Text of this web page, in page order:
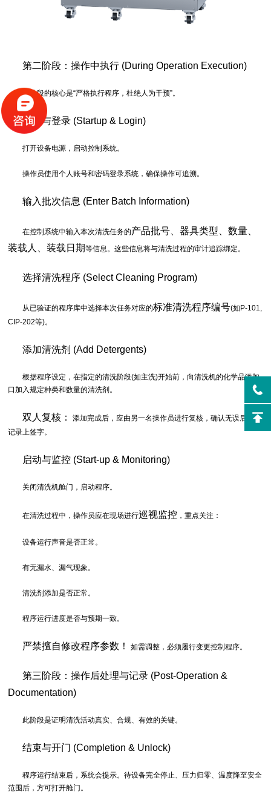
第二阶段：操作中执行 (During Operation Execution)
此阶段的核心是“严格执行程序，杜绝人为干预”。
开机与登录 (Startup & Login)
打开设备电源，启动控制系统。
操作员使用个人账号和密码登录系统，确保操作可追溯。
输入批次信息 (Enter Batch Information)
在控制系统中输入本次清洗任务的产品批号、器具类型、数量、
装载人、装载日期等信息。这些信息将与清洗过程的审计追踪绑定。
选择清洗程序 (Select Cleaning Program)
从已验证的程序库中选择本次任务对应的标准清洗程序编号(如P-101,
CIP-202等)。
添加清洗剂 (Add Detergents)
根据程序设定，在指定的清洗阶段(如主洗)开始前，向清洗机的化学品添加
口加入规定种类和数量的清洗剂。
双人复核：
添加完成后，应由另一名操作员进行复核，确认无误后在批
记录上签字。
启动与监控 (Start-up & Monitoring)
关闭清洗机舱门，启动程序。
在清洗过程中，操作员应在现场进行巡视监控 ，重点关注：
设备运行声音是否正常。
有无漏水、漏气现象。
清洗剂添加是否正常。
程序运行进度是否与预期一致。
严禁擅自修改程序参数！ 如需调整，必须履行变更控制程序。
第三阶段：操作后处理与记录 (Post-Operation &
Documentation)
此阶段是证明清洗活动真实、合规、有效的关键。
结束与开门 (Completion & Unlock)
程序运行结束后，系统会提示。待设备完全停止、压力归零、温度降至安全
范围后，方可打开舱门。